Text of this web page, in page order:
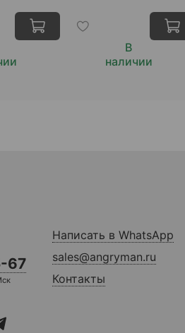
В
наличии
67
Написать в WhatsApp
sales@angryman.ru
Контакты